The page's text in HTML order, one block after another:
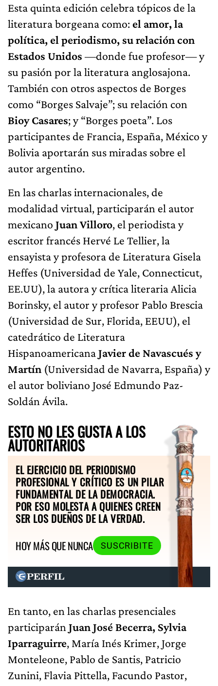
Esta quinta edición celebra tópicos de la
literatura borgeana como: el amor, la
política, el periodismo, su relación con
Estados Unidos —donde fue profesor— y
su pasión por la literatura anglosajona.
También con otros aspectos de Borges
como “Borges Salvaje”; su relación con
Bioy Casares; y “Borges poeta”. Los
participantes de Francia, España, México y
Bolivia aportarán sus miradas sobre el
autor argentino.
En las charlas internacionales, de
modalidad virtual, participarán el autor
mexicano Juan Villoro, el periodista y
escritor francés Hervé Le Tellier, la
ensayista y profesora de Literatura Gisela
Heffes (Universidad de Yale, Connecticut,
EE.UU), la autora y crítica literaria Alicia
Borinsky, el autor y profesor Pablo Brescia
(Universidad de Sur, Florida, EEUU), el
catedrático de Literatura
HispanoamericanaJavier de Navascués y
Martín (Universidad de Navarra, España) y
el autor boliviano José Edmundo Paz-
Soldán Ávila.
ESTO NO LES GUSTA A LOS
AUTORITARIOS
EL EJERCICIO DEL PERIODISMO
PROFESIONAL Y CRÍTICO ES UN PILAR
FUNDAMENTAL DE LA DEMOCRACIA.
POR ESO MOLESTA A QUIENES CREEN
SER LOS DUEÑOS DE LA VERDAD.
HOY MÁS QUE NUNCA
SUSCRIBITE
En tanto, en las charlas presenciales
participarán Juan José Becerra, Sylvia
Iparraguirre, María Inés Krimer, Jorge
Monteleone, Pablo de Santis, Patricio
Zunini, Flavia Pittella, Facundo Pastor,